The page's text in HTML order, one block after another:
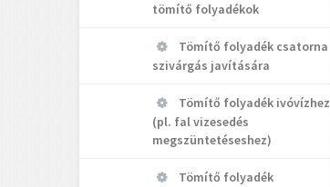
tömítő folyadékok
Tömítő folyadék csatorna
szivárgás javítására
Tömítő folyadék ivóvízhez
(pl. fal vizesedés
megszüntetéseshez)
Tömítő folyadék